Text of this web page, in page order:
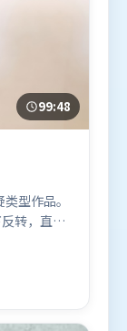
99:48
型作品。
转，直至
，既致敬
、白宇、
于2024年